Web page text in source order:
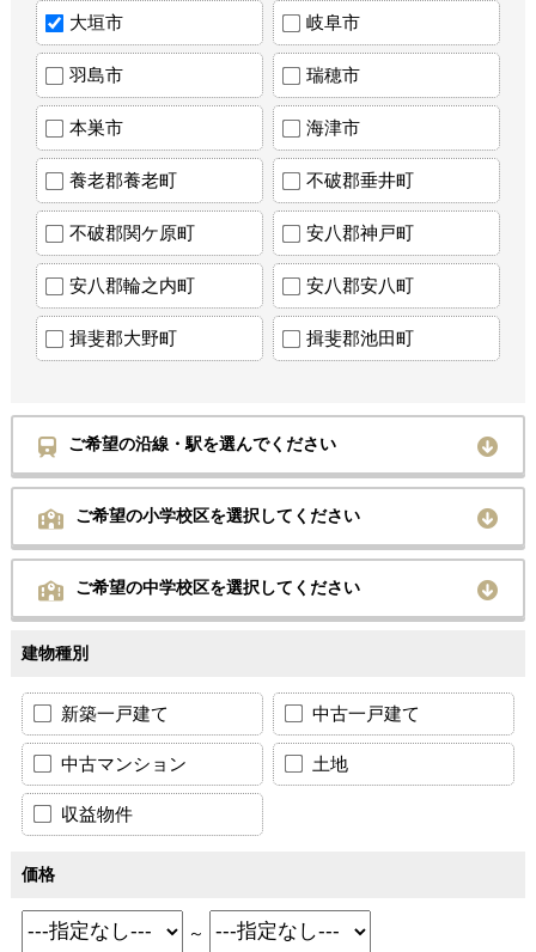
大垣市 岐阜市
羽島市 瑞穂市
本巣市 海津市
養老郡養老町 不破郡垂井町
不破郡関ケ原町 安八郡神戸町
安八郡輪之内町 安八郡安八町
揖斐郡大野町 揖斐郡池田町
ご希望の沿線・駅を選んでください
ご希望の小学校区を選択してください
ご希望の中学校区を選択してください
建物種別
新築一戸建て 中古一戸建て
中古マンション 土地
収益物件
価格
～